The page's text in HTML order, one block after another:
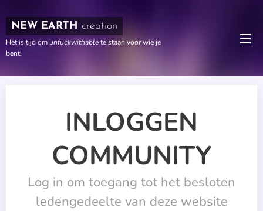
NEW EARTH creation
Het is tijd omunfuckwithablete staan voor wie je
bent!
INLOGGEN
COMMUNITY
Log in om toegang tot het besloten
ledengedeelte van deze website